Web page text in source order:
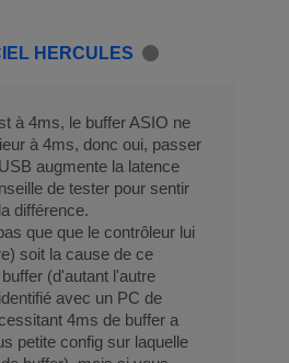
HERCULES
à 4ms, le buffer ASIO ne
à 4ms, donc oui, passer
augmente la latence
de tester pour sentir
différence.
que que le contrôleur lui
soit la cause de ce
(d'autant l'autre
avec un PC de
4ms de buffer a
petite config sur laquelle